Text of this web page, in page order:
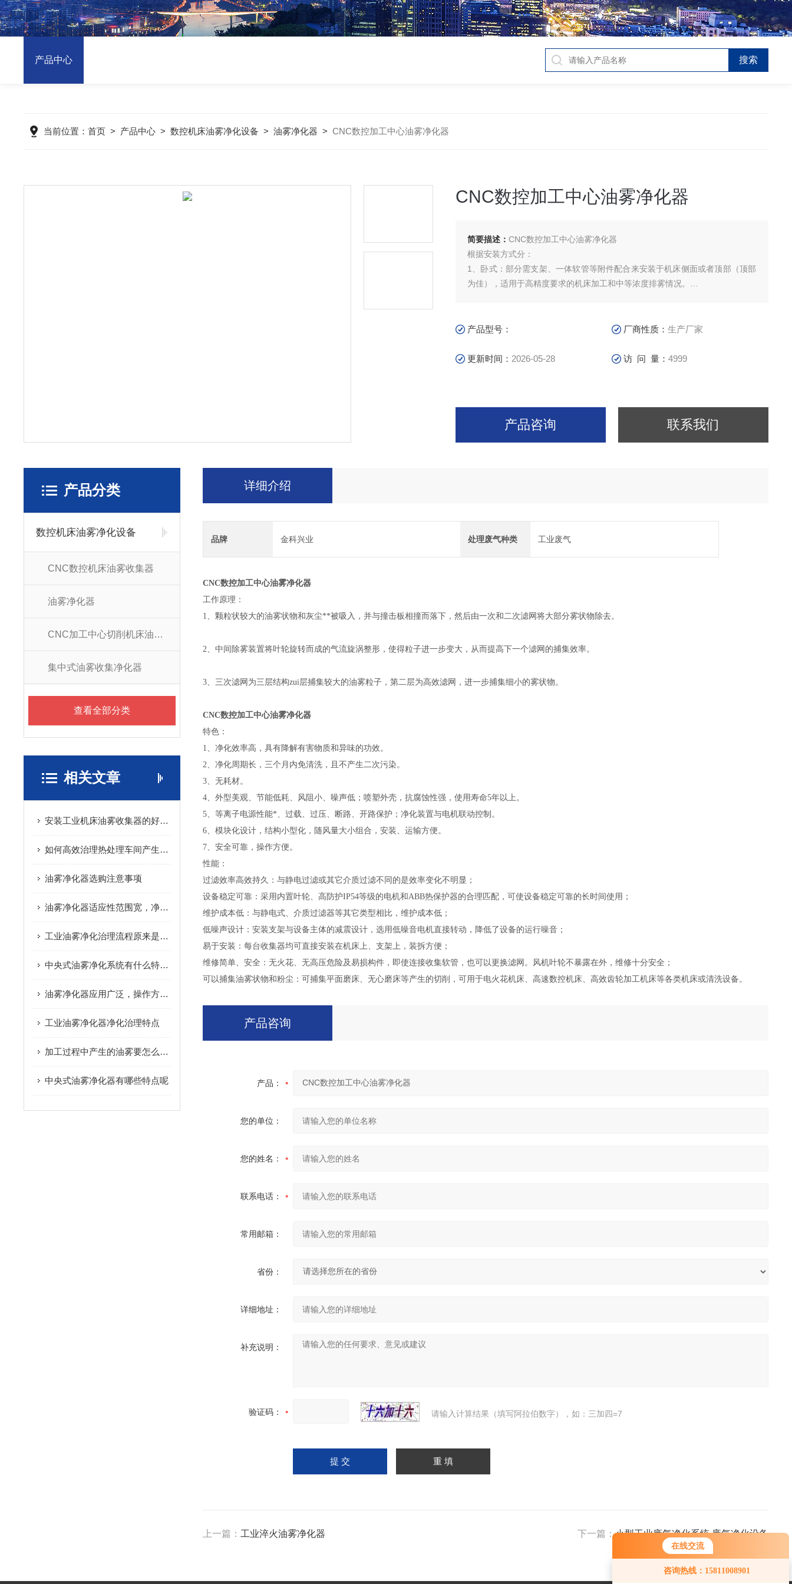
在线交流
咨询热线：15811008901
产品中心
当前位置：首页 > 产品中心 >数控机床油雾净化设备 >油雾净化器 >CNC数控加工中心油雾净化器
CNC数控加工中心油雾净化器
简要描述：CNC数控加工中心油雾净化器
根据安装方式分：
1、卧式：部分需支架、一体软管等附件配合来安装于机床侧面或者顶部（顶部
为佳），适用于高精度要求的机床加工和中等浓度排雾情况。
产品型号： 厂商性质：生产厂家
更新时间： 2026-05-28 访 问 量：4999
产品咨询 联系我们
产品分类
数控机床油雾净化设备
CNC数控机床油雾收集器
油雾净化器
CNC加工中心切削机床油雾净化器
集中式油雾收集净化器
查看全部分类
相关文章
安装工业机床油雾收集器的好处说明
如何高效治理热处理车间产生的油烟废气？
油雾净化器选购注意事项
油雾净化器适应性范围宽，净化效率高
工业油雾净化治理流程原来是这样的
中央式油雾净化系统有什么特点呢
油雾净化器应用广泛，操作方便安全
工业油雾净化器净化治理特点
加工过程中产生的油雾要怎么处理呢
中央式油雾净化器有哪些特点呢
详细介绍
品牌 金科兴业 处理废气种类 工业废气
CNC数控加工中心油雾净化器
工作原理：
1、颗粒状较大的油雾状物和灰尘**被吸入，并与撞击板相撞而落下，然后由一次和二次滤网将大部分雾状物除去。
2、中间除雾装置将叶轮旋转而成的气流旋涡整形，使得粒子进一步变大，从而提高下一个滤网的捕集效率。
3、三次滤网为三层结构zui层捕集较大的油雾粒子，第二层为高效滤网，进一步捕集细小的雾状物。
CNC数控加工中心油雾净化器
特色：
1、净化效率高，具有降解有害物质和异味的功效。
2、净化周期长，三个月内免清洗，且不产生二次污染。
3、无耗材。
4、外型美观、节能低耗、风阻小、噪声低；喷塑外壳，抗腐蚀性强，使用寿命5年以上。
5、等离子电源性能*、过载、过压、断路、开路保护；净化装置与电机联动控制。
6、模块化设计，结构小型化，随风量大小组合，安装、运输方便。
7、安全可靠，操作方便。
性能：
过滤效率高效持久：与静电过滤或其它介质过滤不同的是效率变化不明显；
设备稳定可靠：采用内置叶轮、高防护IP54等级的电机和ABB热保护器的合理匹配，可使设备稳定可靠的长时间使用；
维护成本低：与静电式、介质过滤器等其它类型相比，维护成本低；
低噪声设计：安装支架与设备主体的减震设计，选用低噪音电机直接转动，降低了设备的运行噪音；
易于安装：每台收集器均可直接安装在机床上、支架上，装拆方便；
维修简单、安全：无火花、无高压危险及易损构件，即使连接收集软管，也可以更换滤网。风机叶轮不暴露在外，维修十分安全；
可以捕集油雾状物和粉尘：可捕集平面磨床、无心磨床等产生的切削，可用于电火花机床、高速数控机床、高效齿轮加工机床等各类机床或清洗设备。
产品咨询
产品：
您的单位：
您的姓名：
联系电话：
常用邮箱：
省份：
详细地址：
补充说明：
验证码： 请输入计算结果（填写阿拉伯数字），如：三加四=7
上一篇： 工业淬火油雾净化器 下一篇：小型工业废气净化系统 废气净化设备